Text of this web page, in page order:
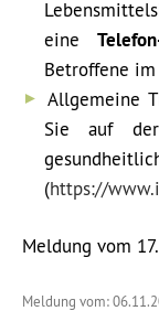
eine
Betroffene
Allgemeine
Sie auf
(https://
Meldung vom
Meldung vom: